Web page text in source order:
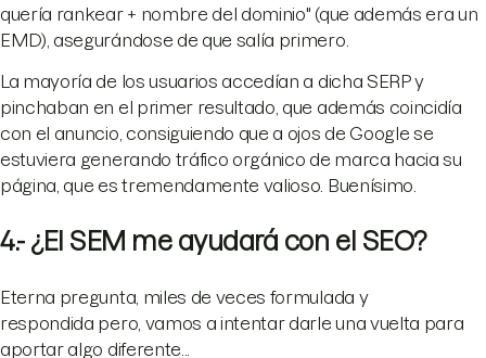
quería rankear + nombre del dominio" (que además era un
EMD), asegurándose de que salía primero.
La mayoría de los usuarios accedían a dicha SERP y
pinchaban en el primer resultado, que además coincidía
con el anuncio, consiguiendo que a ojos de Google se
estuviera generando tráfico orgánico de marca hacia su
página, que es tremendamente valioso. Buenísimo.
4.- ¿El SEM me ayudará con el SEO?
Eterna pregunta, miles de veces formulada y
respondida pero, vamos a intentar darle una vuelta para
aportar algo diferente...